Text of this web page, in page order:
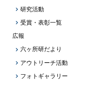
研究活動
受賞・表彰一覧
広報
六ヶ所研だより
アウトリーチ活動
フォトギャラリー